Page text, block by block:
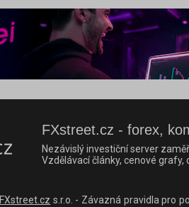
FXstreet.cz - forex,
Nezávislý investiční server
Vzdělávací články, cenové
FXstreet.cz s.r.o. - Závazná pravidla pro